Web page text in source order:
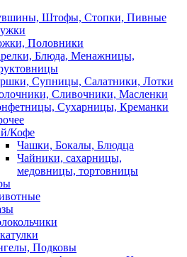
Штофы, Стопки, Пивные
Половники
Блюда, Менажницы,
Супницы, Салатники, Лотки
Сливочники, Масленки
Сухарницы, Креманки
Кофе
Чашки, Бокалы, Блюдца
Чайники, сахарницы,
медовницы, тортовницы
Подковы